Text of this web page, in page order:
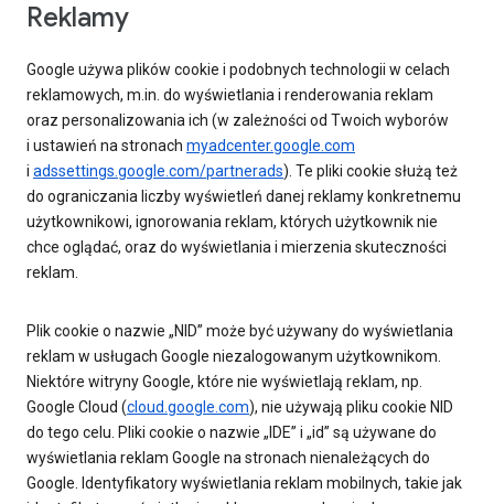
Reklamy
Google używa plików cookie i podobnych technologii w celach
reklamowych, m.in. do wyświetlania i renderowania reklam
oraz personalizowania ich (w zależności od Twoich wyborów
i ustawień na stronach myadcenter.google.com
i adssettings.google.com/partnerads). Te pliki cookie służą też
do ograniczania liczby wyświetleń danej reklamy konkretnemu
użytkownikowi, ignorowania reklam, których użytkownik nie
chce oglądać, oraz do wyświetlania i mierzenia skuteczności
reklam.
Plik cookie o nazwie „NID” może być używany do wyświetlania
reklam w usługach Google niezalogowanym użytkownikom.
Niektóre witryny Google, które nie wyświetlają reklam, np.
Google Cloud (cloud.google.com), nie używają pliku cookie NID
do tego celu. Pliki cookie o nazwie „IDE” i „id” są używane do
wyświetlania reklam Google na stronach nienależących do
Google. Identyfikatory wyświetlania reklam mobilnych, takie jak